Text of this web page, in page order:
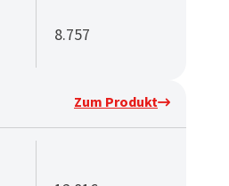
8.757
Zum Produkt